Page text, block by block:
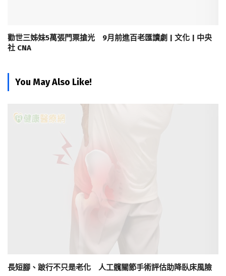
勸世三姊妹5萬張門票搶光 9月前進百老匯讀劇 | 文化 | 中央
社 CNA
You May Also Like!
長短腳、跛行不只是老化 人工髖關節手術評估助降臥床風險